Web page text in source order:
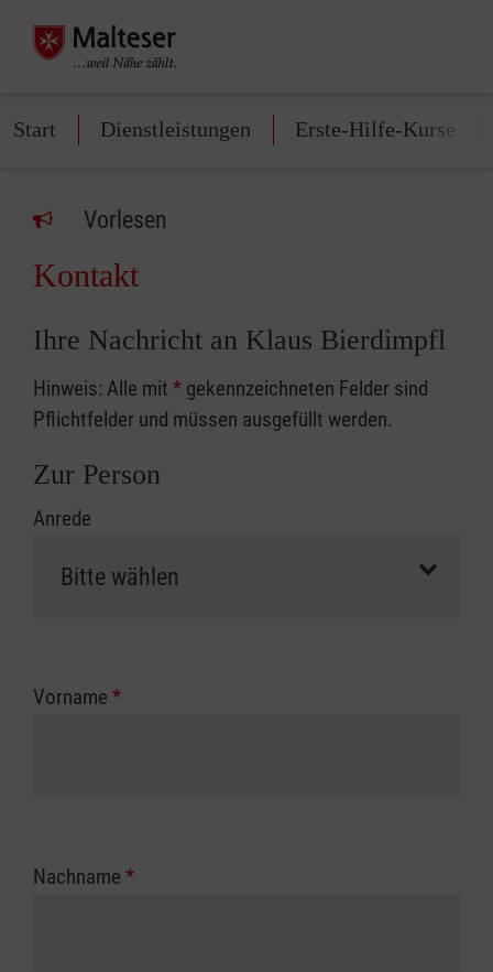
Start Dienstleistungen Erste-Hilfe-Kurse
Vorlesen
Kontakt
Ihre Nachricht an Klaus Bierdimpfl
Hinweis: Alle mit * gekennzeichneten Felder sind
Pflichtfelder und müssen ausgefüllt werden.
Zur Person
Anrede
Vorname *
Nachname *